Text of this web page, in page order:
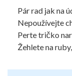
Pár rad jak na
Nepoužívejte
Perte tričko
Žehlete na